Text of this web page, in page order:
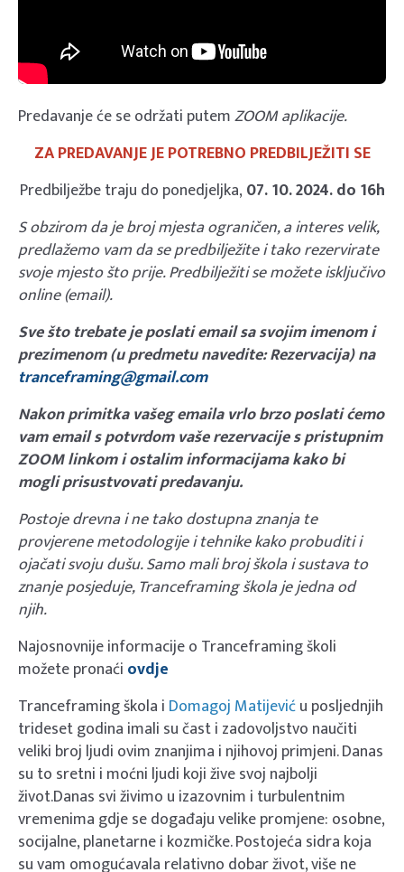
Predavanje će se održati putemZOOM aplikacije.
ZA PREDAVANJE JE POTREBNO PREDBILJEŽITI SE
Predbilježbe traju do ponedjeljka, 07.10. 2024. do 16h
S obzirom da je broj mjesta ograničen, a interes velik,
predlažemo vam da se predbilježite i tako rezervirate
svoje mjesto što prije. Predbilježiti se možete isključivo
online (email).
Sve što trebate je poslati email sa svojim imenom i
prezimenom (u predmetu navedite: Rezervacija) na
tranceframing@gmail.com
Nakon primitka vašeg emaila vrlo brzo poslati ćemo
vam email s potvrdom vaše rezervacije s pristupnim
ZOOM linkom i ostalim informacijama kako bi
mogli prisustvovati predavanju.
Postoje drevna i ne tako dostupna znanja te
provjerene metodologije i tehnike kako probuditi i
ojačati svoju dušu. Samo mali broj škola i sustava to
znanje posjeduje, Tranceframing škola je jedna od
njih.
Najosnovnije informacije o Tranceframing školi
možete pronaći ovdje
Tranceframing škola i Domagoj Matijeviću posljednjih
trideset godina imali su čast i zadovoljstvo naučiti
veliki broj ljudi ovim znanjima i njihovoj primjeni. Danas
su to sretni i moćni ljudi koji žive svoj najbolji
život.Danas svi živimo u izazovnim i turbulentnim
vremenima gdje se događaju velike promjene: osobne,
socijalne, planetarne i kozmičke. Postojeća sidra koja
su vam omogućavala relativno dobar život, više ne